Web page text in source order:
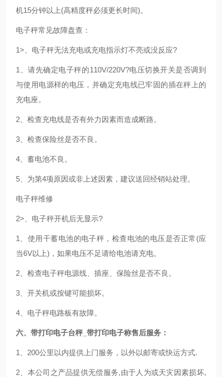
机15分钟以上(高精度秤必须更长时间)。
电子秤常见故障盘查：
1>、电子秤无法充电或充电指示灯不亮或没反应?
1、请先确定电子秤的110V/220V?电压切换开关是否调到
与使用电源样的电压，并确定充电线已牢固的插在秤上的
充电座。
2、检查充电线是否有外力因素而造成断路。
3、检查保险丝是否不良。
4、蓄电池不良。
5、为第4项原因或非上述因素，建议送回经销站处理。
电子秤维修
2>、电子秤开机后无显示?
1、使用干蓄电池的电子秤，检查电池的电压是否正常(应
当6V以上)，如果电压不足请给电池请充电。
2、检查电子秤电源线、插座、保险丝是否不良。
3、开关机或按键可能损坏。
4、电子秤电路板有故障。
六、带打印电子台秤_带打印电子称售后服务：
1、200公里以内提供上门服务，以外以邮寄或快运方式.
2、本公司之产品提供无偿服务,由于人为或天灾因素损坏,